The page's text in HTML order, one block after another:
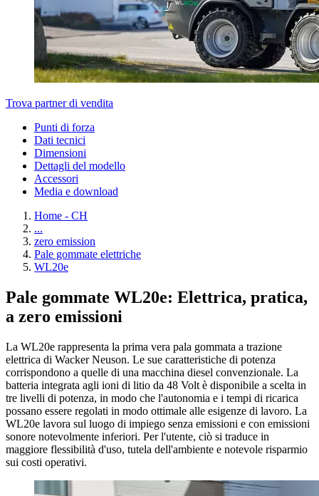
Trova partner di vendita
Punti di forza
Dati tecnici
Dimensioni
Dettagli del modello
Accessori
Media e download
Home - CH
...
zero emission
Pale gommate elettriche
WL20e
Pale gommate WL20e: Elettrica, pratica,
a zero emissioni
La WL20e rappresenta la prima vera pala gommata a trazione
elettrica di Wacker Neuson. Le sue caratteristiche di potenza
corrispondono a quelle di una macchina diesel convenzionale. La
batteria integrata agli ioni di litio da 48 Volt è disponibile a scelta in
tre livelli di potenza, in modo che l'autonomia e i tempi di ricarica
possano essere regolati in modo ottimale alle esigenze di lavoro. La
WL20e lavora sul luogo di impiego senza emissioni e con emissioni
sonore notevolmente inferiori. Per l'utente, ciò si traduce in
maggiore flessibilità d'uso, tutela dell'ambiente e notevole risparmio
sui costi operativi.